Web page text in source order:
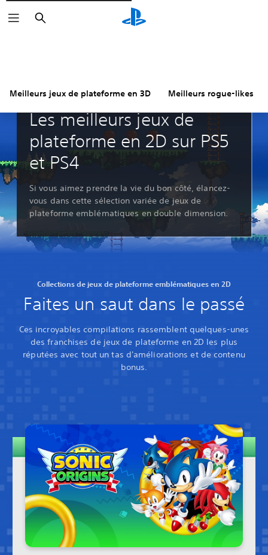
Rechercher
Meilleurs jeux de plateforme en 3D Meilleurs rogue-likes
Guides et éditoriaux
Les meilleurs jeux de
plateforme en 2D sur PS5
et PS4
Si vous aimez prendre la vie du bon côté, élancez-
vous dans cette sélection variée de jeux de
plateforme emblématiques en double dimension.
Collections de jeux de plateforme emblématiques en 2D
Faites un saut dans le passé
Ces incroyables compilations rassemblent quelques-unes
des franchises de jeux de plateforme en 2D les plus
réputées avec tout un tas d'améliorations et de contenu
bonus.